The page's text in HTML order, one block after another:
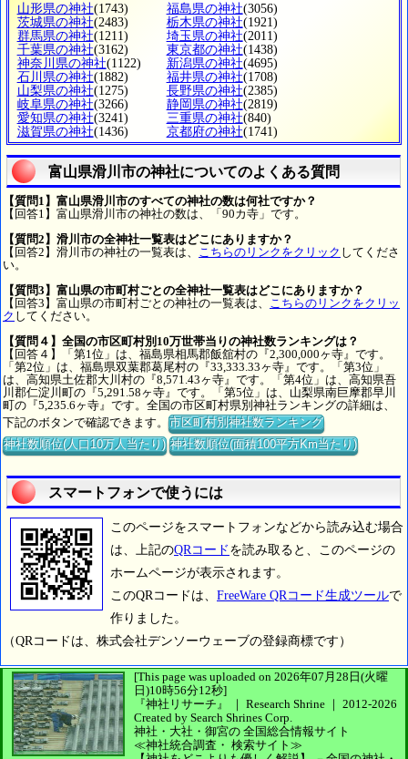
山形県の神社(1743) 福島県の神社(3056)
茨城県の神社(2483) 栃木県の神社(1921)
群馬県の神社(1211) 埼玉県の神社(2011)
千葉県の神社(3162) 東京都の神社(1438)
神奈川県の神社(1122) 新潟県の神社(4695)
石川県の神社(1882) 福井県の神社(1708)
山梨県の神社(1275) 長野県の神社(2385)
岐阜県の神社(3266) 静岡県の神社(2819)
愛知県の神社(3241) 三重県の神社(840)
滋賀県の神社(1436) 京都府の神社(1741)
富山県滑川市の神社についてのよくある質問
【質問1】富山県滑川市のすべての神社の数は何社ですか？
【回答1】富山県滑川市の神社の数は、「90カ寺」です。
【質問2】滑川市の全神社一覧表はどこにありますか？
【回答2】滑川市の神社の一覧表は、 こちらのリンクをクリック してくださ
い。
【質問3】富山県の市町村ごとの全神社一覧表はどこにありますか？
【回答3】富山県の市町村ごとの神社の一覧表は、 こちらのリンクをクリッ
ク してください。
【質問４】全国の市区町村別10万世帯当りの神社数ランキングは？
【回答４】「第1位」は、福島県相馬郡飯舘村の『2,300,000ヶ寺』です。
「第2位」は、福島県双葉郡葛尾村の『33,333.33ヶ寺』です。「第3位」
は、高知県土佐郡大川村の『8,571.43ヶ寺』です。「第4位」は、高知県吾
川郡仁淀川町の『5,291.58ヶ寺』です。「第5位」は、山梨県南巨摩郡早川
町の『5,235.6ヶ寺』です。全国の市区町村県別神社ランキングの詳細は、
下記のボタンで確認できます。市区町村別神社数ランキング
神社数順位(人口10万人当たり) 神社数順位(面積100平方Km当たり)
スマートフォンで使うには
このページをスマートフォンなどから読み込む場合
は、上記のQRコード を読み取ると、このページの
ホームページが表示されます。
このQRコードは、 FreeWare QRコード生成ツールで
作りました。
（QRコードは、株式会社デンソーウェーブの登録商標です）
[This page was uploaded on 2026年07月28日(火曜
日)10時56分12秒]
『神社リサーチ』 ｜ Research Shrine ｜ 2012-2026
Created by Search Shrines Corp.
神社・大社・御宮の 全国総合情報サイト
≪神社統合調査・ 検索サイト≫